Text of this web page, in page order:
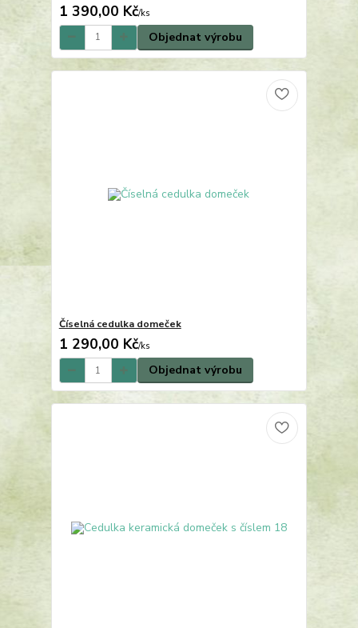
1 390,00 Kč/ks
Objednat výrobu
Číselná cedulka domeček
1 290,00 Kč/ks
Objednat výrobu